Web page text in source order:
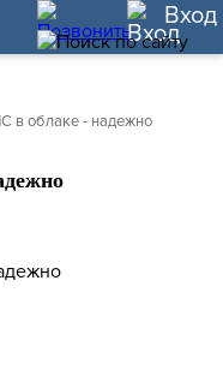
Вход
в облаке - надежно